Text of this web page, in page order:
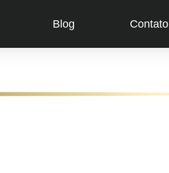
Blog Contato